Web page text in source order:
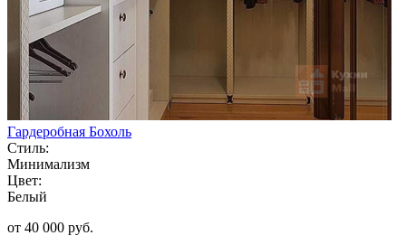
Гардеробная Бохоль
Стиль:
Минимализм
Цвет:
Белый
от 40 000 руб.